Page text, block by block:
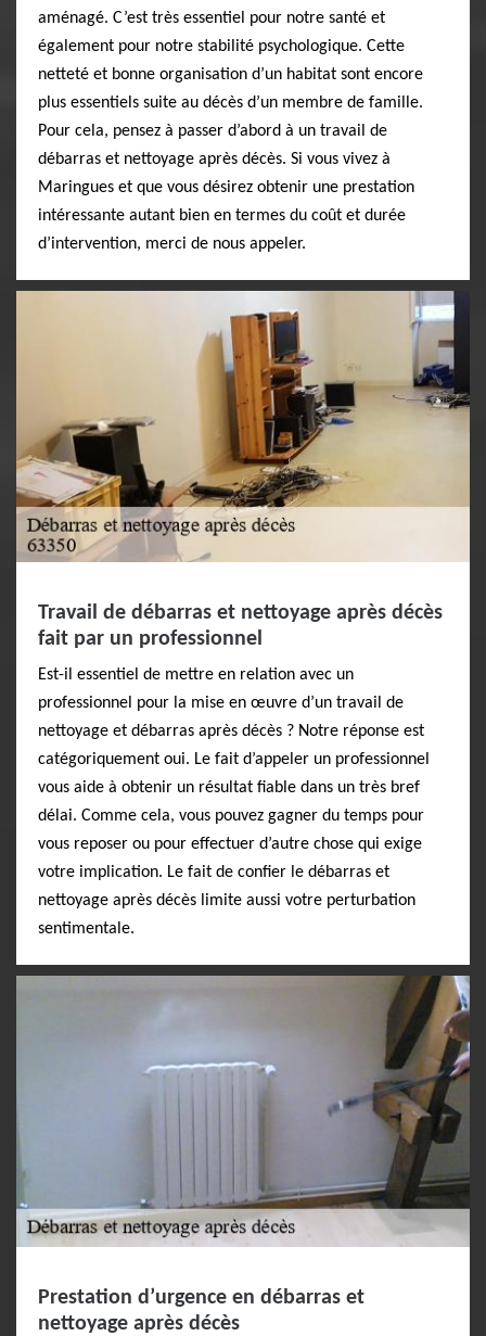
aménagé. C’est très essentiel pour notre santé et
également pour notre stabilité psychologique. Cette
netteté et bonne organisation d’un habitat sont encore
plus essentiels suite au décès d’un membre de famille.
Pour cela, pensez à passer d’abord à un travail de
débarras et nettoyage après décès. Si vous vivez à
Maringues et que vous désirez obtenir une prestation
intéressante autant bien en termes du coût et durée
d’intervention, merci de nous appeler.
Travail de débarras et nettoyage après décès
fait par un professionnel
Est-il essentiel de mettre en relation avec un
professionnel pour la mise en œuvre d’un travail de
nettoyage et débarras après décès ? Notre réponse est
catégoriquement oui. Le fait d’appeler un professionnel
vous aide à obtenir un résultat fiable dans un très bref
délai. Comme cela, vous pouvez gagner du temps pour
vous reposer ou pour effectuer d’autre chose qui exige
votre implication. Le fait de confier le débarras et
nettoyage après décès limite aussi votre perturbation
sentimentale.
Prestation d’urgence en débarras et
nettoyage après décès